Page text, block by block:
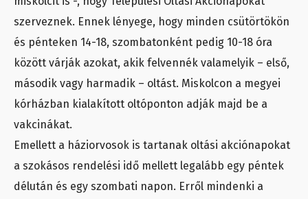
szerveznek. Ennek lényege, hogy minden csütörtökön
és pénteken 14-18, szombatonként pedig 10-18 óra
között várják azokat, akik felvennék valamelyik – első,
második vagy harmadik – oltást. Miskolcon a megyei
kórházban kialakított oltóponton adják majd be a
vakcinákat.
Emellett a háziorvosok is tartanak oltási akciónapokat
a szokásos rendelési idő mellett legalább egy péntek
délután és egy szombati napon. Erről mindenki a